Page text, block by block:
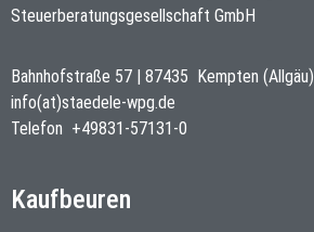
Steuerberatungsgesellschaft GmbH
Bahnhofstraße 57 | 87435 Kempten (Allgäu)
info(at)staedele-wpg.de
Telefon +49831-57131-0
Kaufbeuren